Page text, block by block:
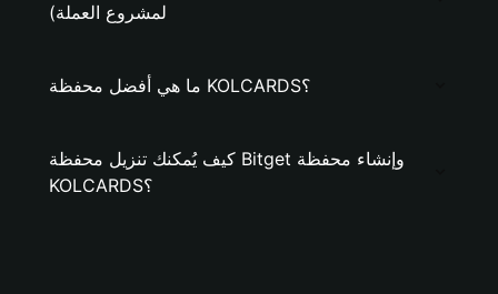
لمشروع العملة)
ما هي أفضل محفظة KOLCARDS؟
كيف يُمكنك تنزيل محفظة Bitget وإنشاء محفظة
KOLCARDS؟